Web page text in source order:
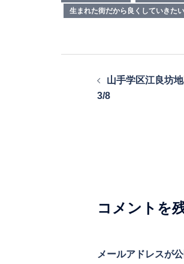
生まれた街だから良くしていきたい
山手学区江良坊
3/8
コメントを
メールアドレスが